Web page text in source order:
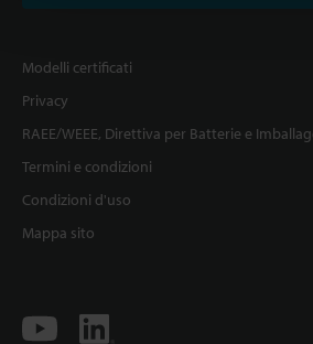
Modelli certificati
Privacy
RAEE/WEEE, Direttiva per Batterie e
Termini e condizioni
Condizioni d'uso
Mappa sito